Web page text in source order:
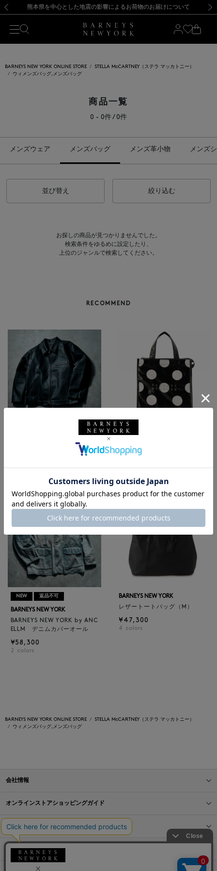
新規登録のお客様も対象！＜MY BARNEYS＞会員のお客様は11,000円（税込）以上のお買上げで常時送料無料！お買い物の際は会員登録を！
【夏季休業に伴う返品・交換承り一時停止のお知らせ】（2026.8.5）
熊本県を中心とした地震の影響によるお荷物のお届けについて
【開催中】SUMMER SALEのご案内・ご注意事項 新規登録のお客様も対象！＜MY BARNEYS＞会員のお客様は11,000円（税込）以上のお買上げで常時送料無料！お買い物の際は会員登録を！
【夏季休業に伴う返品・交換承り一時停止のお知らせ】（2026.8.5）
BARNEYS NEW YORK ONLINE STORE
STELLA McCARTNEY（ステラ マッカトニー）
ウィメンズバッグ,メンズバッグ
商品一覧
0 - 0件 / 0件
メンズウェア メンズバッグ メンズ革小物 メンズ
並び替え 絞り込む
お探しの商品が見つかりませんでした。
検索条件をゆるめに設定したり、
上位のジャンルで検索してください。
RECOMMEND
BARNEYS NEW YORK by ANC
NEW
BARNEYS NEW YORK
ロゴ入りPVC保冷トートバッ
¥6,600
NEW 返品不可
BARNEYS NEW YORK
BARNEYS NEW YORK by ANC
ELLM デニムカバーオール
¥58,300
2 colors
BARNEYS NEW YORK
レザートートバッグ（M）
¥47,300
4 colors
BARNEYS NEW YORK ONLINE STORE
STELLA McCARTNEY（ステラ マッカトニー）
ウィメンズバッグ,メンズバッグ
会社情報
オンラインストアショッピングガイド
店舗情報
サービス